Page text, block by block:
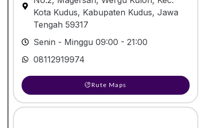
Kota Kudus, Kabupaten Kudus, Jawa
Tengah 59317
Senin - Minggu 09:00 - 21:00
08112919974
Rute Maps